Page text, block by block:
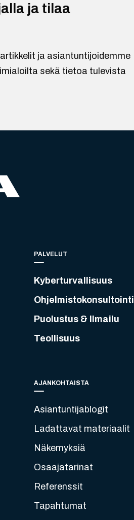
ja tilaa
ja asiantuntijoidemme
sekä tietoa tulevista
PALVELUT
Kyberturvallisuus
Ohjelmistokonsultointi
Puolustus & Ilmailu
Teollisuus
AJANKOHTAISTA
Asiantuntijablogit
Ladattavat materiaalit
Näkemyksiä
Osaajatarinat
Referenssit
Tapahtumat